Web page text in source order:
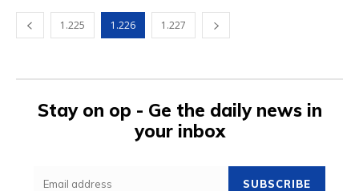
1.225 1.226 1.227
Stay on op - Ge the daily news in
your inbox
SUBSCRIBE